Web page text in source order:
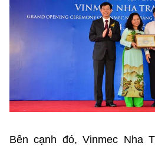
Bên cạnh đó, Vinmec Nha